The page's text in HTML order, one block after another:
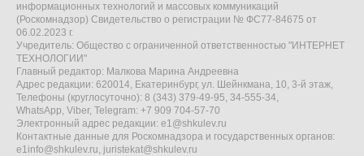
информационных технологий и массовых коммуникаций
(Роскомнадзор) Свидетельство о регистрации № ФС77-84675 от
06.02.2023 г.
Учредитель: Общество с ограниченной ответственностью "ИНТЕРНЕТ
ТЕХНОЛОГИИ"
Главный редактор: Малкова Марина Андреевна
Адрес редакции: 620014, Екатеринбург, ул. Шейнкмана, 10, 3-й этаж,
Телефоны (круглосуточно): 8 (343) 379-49-95, 34-555-34,
WhatsApp, Viber, Telegram: +7 909 704-57-70
Электронный адрес редакции: e1@shkulev.ru
Контактные данные для Роскомнадзора и государственных органов:
e1info@shkulev.ru, juristekat@shkulev.ru